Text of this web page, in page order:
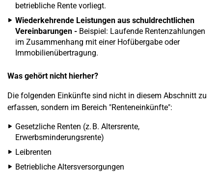
betriebliche Rente vorliegt.
Wiederkehrende Leistungen aus schuldrechtlichen
Vereinbarungen - Beispiel: Laufende Rentenzahlungen
im Zusammenhang mit einer Hofübergabe oder
Immobilienübertragung.
Was gehört nicht hierher?
Die folgenden Einkünfte sind nicht in diesem Abschnitt zu
erfassen, sondern im Bereich "Renteneinkünfte":
Gesetzliche Renten (z. B. Altersrente,
Erwerbsminderungsrente)
Leibrenten
Betriebliche Altersversorgungen